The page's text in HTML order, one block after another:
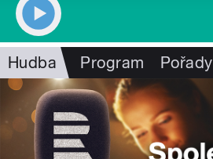
Hudba Program Pořady